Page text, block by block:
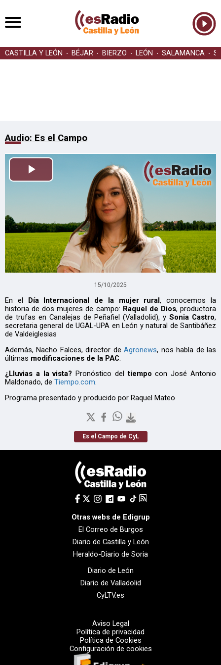
CASTILLA Y LEÓN BÉJAR BIERZO LEÓN SALAMANCA
Audio: Es el Campo
Reproducir
15/10/2025
En el Día Internacional de la mujer rural, conocemos la
historia de dos mujeres de campo: Raquel de Dios, productora
de trufas en Canalejas de Peñafiel (Valladolid), y Sonia Castro,
secretaria general de UGAL-UPA en León y natural de Santibáñez
de Valdeiglesias
Además, Nacho Falces, director deAgronews, nos habla de las
últimas modificaciones de la PAC
¿Lluvias a la vista?Pronóstico deltiempo con José Antonio
Maldonado, de Tiempo.com.
Programa presentado y producido por Raquel Mateo
Es el Campo de CyL
Otras webs de Edigrup
El Correo de Burgos
Diario de Castilla y León
Heraldo-Diario de Soria
Diario de León
Diario de Valladolid
CyLTV.es
Aviso Legal
Política de privacidad
Política de Cookies
Configuración de cookies